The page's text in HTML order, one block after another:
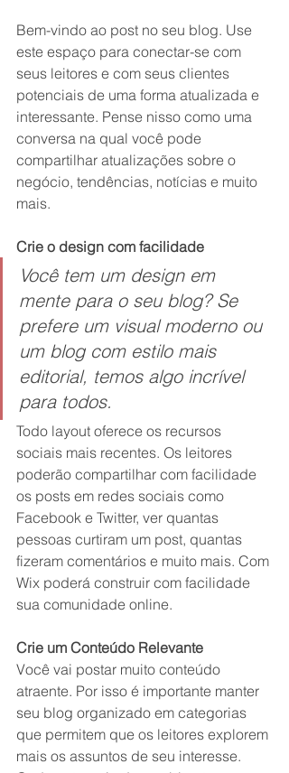
Bem-vindo ao post no seu blog. Use
este espaço para conectar-se com
seus leitores e com seus clientes
potenciais de uma forma atualizada e
interessante. Pense nisso como uma
conversa na qual você pode
compartilhar atualizações sobre o
negócio, tendências, notícias e muito
mais.
Crie o design com facilidade
Você tem um design em
mente para o seu blog? Se
prefere um visual moderno ou
um blog com estilo mais
editorial, temos algo incrível
para todos.
Todo layout oferece os recursos
sociais mais recentes. Os leitores
poderão compartilhar com facilidade
os posts em redes sociais como
Facebook e Twitter, ver quantas
pessoas curtiram um post, quantas
fizeram comentários e muito mais. Com
Wix poderá construir com facilidade
sua comunidade online.
Crie um Conteúdo Relevante
Você vai postar muito conteúdo
atraente. Por isso é importante manter
seu blog organizado em categorias
que permitem que os leitores explorem
mais os assuntos de seu interesse.